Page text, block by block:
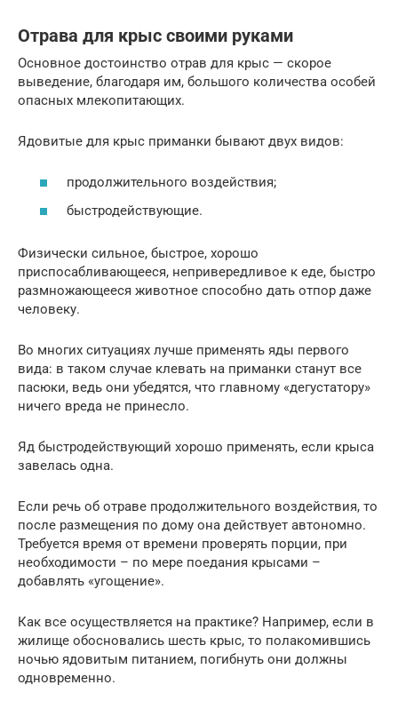
Отрава для крыс своими руками
Основное достоинство отрав для крыс — скорое
выведение, благодаря им, большого количества особей
опасных млекопитающих.
Ядовитые для крыс приманки бывают двух видов:
продолжительного воздействия;
быстродействующие.
Физически сильное, быстрое, хорошо
приспосабливающееся, непривередливое к еде, быстро
размножающееся животное способно дать отпор даже
человеку.
Во многих ситуациях лучше применять яды первого
вида: в таком случае клевать на приманки станут все
пасюки, ведь они убедятся, что главному «дегустатору»
ничего вреда не принесло.
Яд быстродействующий хорошо применять, если крыса
завелась одна.
Если речь об отраве продолжительного воздействия, то
после размещения по дому она действует автономно.
Требуется время от времени проверять порции, при
необходимости – по мере поедания крысами –
добавлять «угощение».
Как все осуществляется на практике? Например, если в
жилище обосновались шесть крыс, то полакомившись
ночью ядовитым питанием, погибнуть они должны
одновременно.